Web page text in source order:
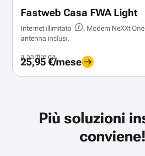
Fastweb Casa FWA Light
Internet illimitato
, Modem NeXXt
antenna inclusi.
a partire da
25,95 €/mese
Più soluzioni
conviene!